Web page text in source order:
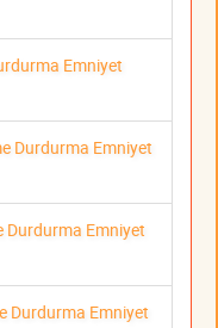
Emniyet
Durdurma Emniyet
Durdurma Emniyet
Durdurma Emniyet